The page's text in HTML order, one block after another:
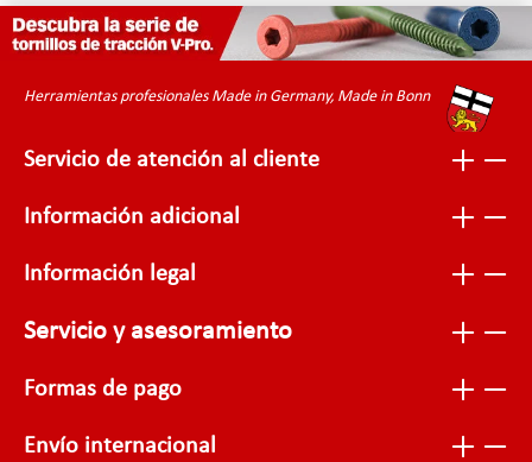
Herramientas profesionales Made in Germany, Made in Bonn
Servicio de atención al cliente
Información adicional
Información legal
Servicio y asesoramiento
Formas de pago
Envío internacional